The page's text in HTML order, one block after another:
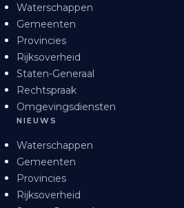
Waterschappen
Gemeenten
Provincies
Rijksoverheid
Staten-Generaal
Rechtspraak
Omgevingsdiensten
NIEUWS
Waterschappen
Gemeenten
Provincies
Rijksoverheid